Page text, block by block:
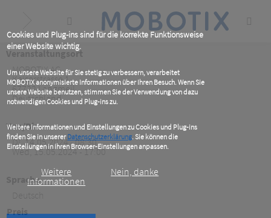
Cookies und Plug-ins sind für die korrekte Funktionsweise
einer Website wichtig.
Um unsere Website für Sie stetig zu verbessern, verarbeitet
MOBOTIX anonymisierte Informationen über Ihren Besuch. Wenn Sie
unsere Website benutzen, stimmen Sie der Verwendung von dazu
notwendigen Cookies und Plug-ins zu.
Weitere Informationen und Einstellungen zu Cookies und Plug-ins
finden Sie in unsererDatenschutzerklärung. Sie können die
Einstellungen in Ihren Browser-Einstellungen anpassen.
Weitere
Informationen
Nein, danke
content
Veranstaltungsort
MOBOTIX AG
Kaiserstrasse 1
67722Langmeil
Deutschland
Von/Bis
DI, 14.05.2024 - 08:30
Wed, 15.05.2024 - 17:00
Sprache
Preis